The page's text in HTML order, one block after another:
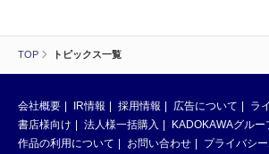
TOP トピックス一覧
会社概要 IR情報 採用情報 広告について
ラ
書店様向け
法人様一括購入
KADOKAWAグルー
作品の利用について
お問い合わせ
プライバシ